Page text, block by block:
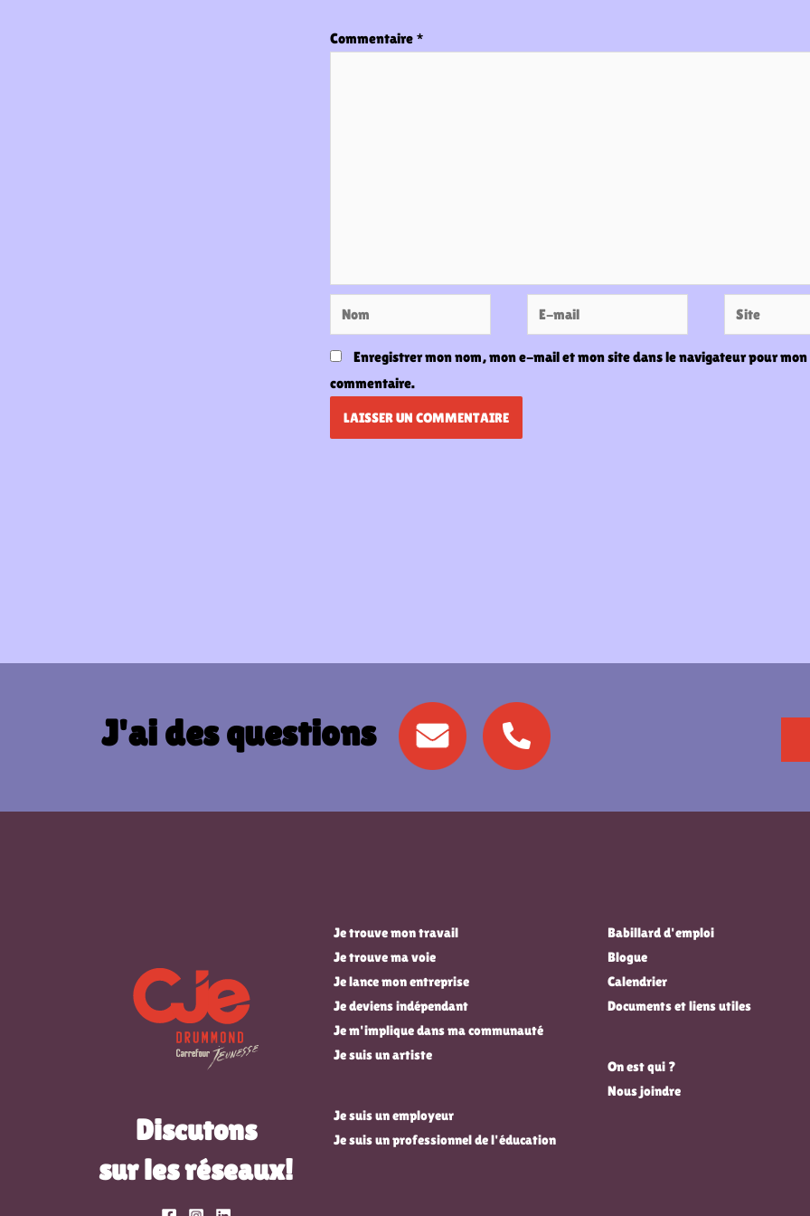
Commentaire *
Nom
E-
mail
Site
Enregistrer mon nom, mon e-mail et mon site dans le navigateur pour
commentaire.
J'ai des questions
Discutons
sur les réseaux!
Je trouve mon travail
Je trouve ma voie
Je lance mon entreprise
Je deviens indépendant
Je m'implique dans ma communauté
Je suis un artiste
Je suis un employeur
Je suis un professionnel de l'éducation
Babillard d'emploi
Blogue
Calendrier
Documents et liens utiles
On est qui ?
Nous joindre